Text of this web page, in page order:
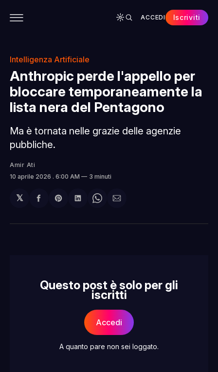
ACCEDI Iscriviti
Intelligenza Artificiale
Anthropic perde l'appello per
bloccare temporaneamente la
lista nera del Pentagono
Ma è tornata nelle grazie delle agenzie
pubbliche.
Amir Ati
10 aprile 2026 . 6:00 AM 3 minuti
𝕏
Condividi
Facebook
Share
Pinterest
Condividi
LinkedIn
Share
WhatsApp
Condividi
email
Questo post è solo per gli
iscritti
Accedi
A quanto pare non sei loggato.